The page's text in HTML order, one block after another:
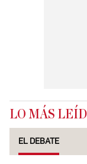
LO MÁS
EL DEBATE